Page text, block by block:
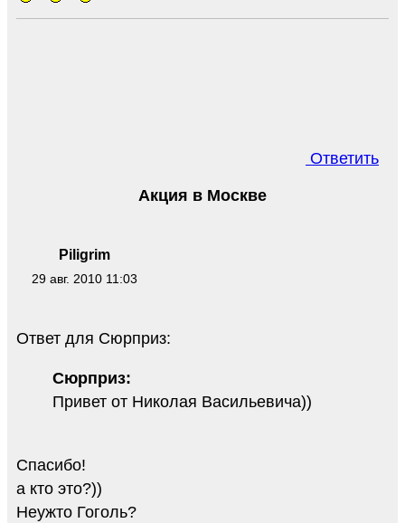
Ответить
Piligrim
29 авг. 2010 11:03
Акция в Москве
Ответ для Сюрприз:
Сюрприз:
Привет от Николая Васильевича))
Спасибо!
а кто это?))
Неужто Гоголь?